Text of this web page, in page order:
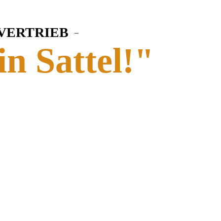
–
Sattel!"